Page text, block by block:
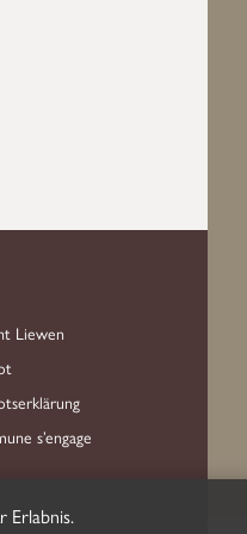
Liewen
s’engage
Erlabnis.